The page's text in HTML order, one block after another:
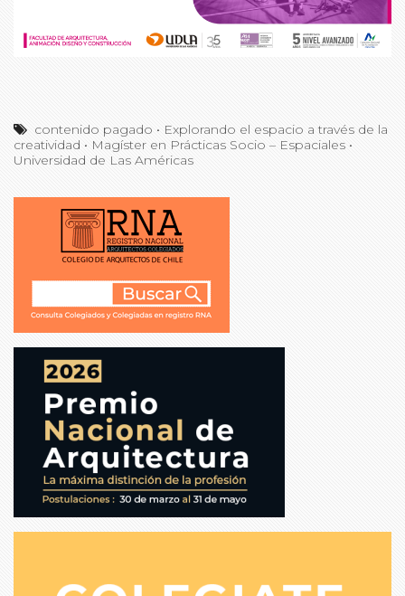
contenido pagado • Explorando el espacio a través de la
creatividad • Magíster en Prácticas Socio – Espaciales •
Universidad de Las Américas